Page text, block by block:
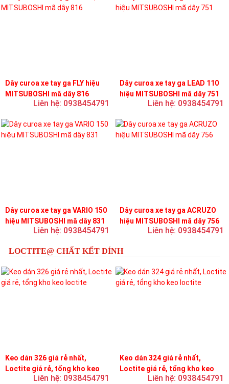
Dây curoa xe tay ga FLY hiệu
MITSUBOSHI mã dây 816
Liên hệ: 0938454791
Dây curoa xe tay ga LEAD 110
hiệu MITSUBOSHI mã dây 751
Liên hệ: 0938454791
Dây curoa xe tay ga VARIO 150
hiệu MITSUBOSHI mã dây 831
Liên hệ: 0938454791
Dây curoa xe tay ga ACRUZO
hiệu MITSUBOSHI mã dây 756
Liên hệ: 0938454791
LOCTITE@ CHẤT KẾT DÍNH
Keo dán 326 giá rẻ nhất,
Loctite giá rẻ, tổng kho keo
Liên hệ: 0938454791
Keo dán 324 giá rẻ nhất,
Loctite giá rẻ, tổng kho keo
Liên hệ: 0938454791